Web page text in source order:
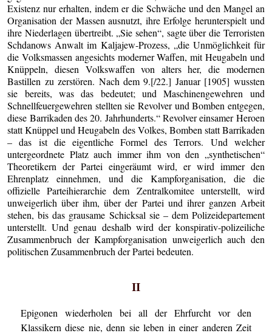
Existenz nur erhalten, indem er die Schwäche und den Mangel an
Organisation der Massen ausnutzt, ihre Erfolge herunterspielt und
ihre Niederlagen übertreibt. „Sie sehen“, sagte über die Terroristen
Schdanows Anwalt im Kaljajew-Prozess, „die Unmöglichkeit für
die Volksmassen angesichts moderner Waffen, mit Heugabeln und
Knüppeln, diesen Volkswaffen von alters her, die modernen
Bastillen zu zerstören. Nach dem 9.[/22.] Januar [1905] wussten
sie bereits, was das bedeutet; und Maschinengewehren und
Schnellfeuergewehren stellten sie Revolver und Bomben entgegen,
diese Barrikaden des 20. Jahrhunderts.“ Revolver einsamer Heroen
statt Knüppel und Heugabeln des Volkes, Bomben statt Barrikaden
– das ist die eigentliche Formel des Terrors. Und welcher
untergeordnete Platz auch immer ihm von den „synthetischen“
Theoretikern der Partei eingeräumt wird, er wird immer den
Ehrenplatz einnehmen, und die Kampforganisation, die die
offizielle Parteihierarchie dem Zentralkomitee unterstellt, wird
unweigerlich über ihm, über der Partei und ihrer ganzen Arbeit
stehen, bis das grausame Schicksal sie – dem Polizeidepartement
unterstellt. Und genau deshalb wird der konspirativ-polizeiliche
Zusammenbruch der Kampforganisation unweigerlich auch den
politischen Zusammenbruch der Partei bedeuten.
II
Epigonen wiederholen bei all der Ehrfurcht vor den
Klassikern diese nie, denn sie leben in einer anderen Zeit